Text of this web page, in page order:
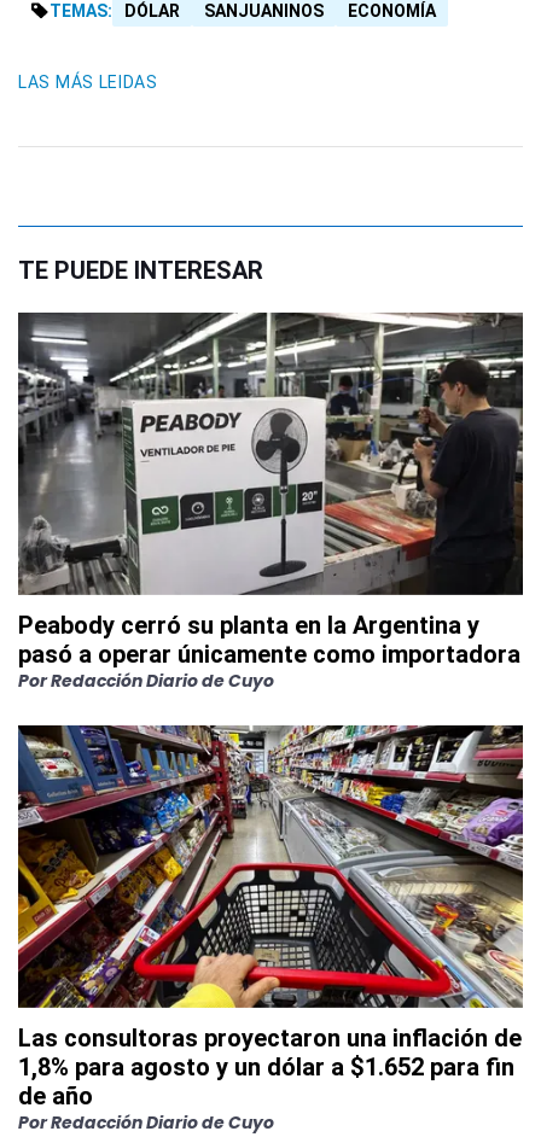
TEMAS: DÓLAR SANJUANINOS ECONOMÍA
LAS MÁS LEIDAS
TE PUEDE INTERESAR
Peabody cerró su planta en la Argentina y
pasó a operar únicamente como importadora
PorRedacción Diario de Cuyo
Las consultoras proyectaron una inflación de
1,8% para agosto y un dólar a $1.652 para fin
de año
PorRedacción Diario de Cuyo